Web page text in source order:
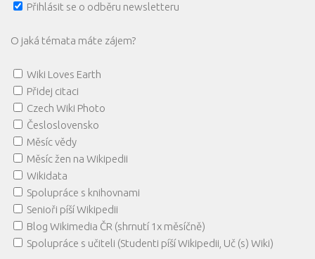
Přihlásit se o odběru newsletteru
O jaká témata máte zájem?
Wiki Loves Earth
Přidej citaci
Czech Wiki Photo
Česloslovensko
Měsíc vědy
Měsíc žen na Wikipedii
Wikidata
Spolupráce s knihovnami
Senioři píší Wikipedii
Blog Wikimedia ČR (shrnutí 1x měsíčně)
Spolupráce s učiteli (Studenti píší Wikipedii, Uč (s) Wiki)